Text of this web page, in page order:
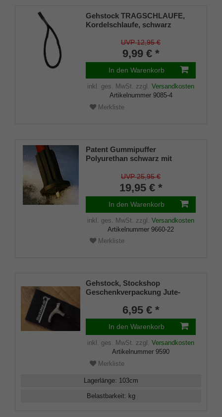
Gehstock TRAGSCHLAUFE,
Kordelschlaufe, schwarz
UVP 12,95 €
9,99 € *
In den Warenkorb
inkl. ges. MwSt. zzgl. Versandkosten
Artikelnummer 9085-4
Merkliste
Patent Gummipuffer
Polyurethan schwarz mit
Gehstöcke aus Holz und Metall,
flexibler Schaft für
Durchmesser von ca. 17-22 mm
UVP 25,95 €
19,95 € *
In den Warenkorb
inkl. ges. MwSt. zzgl. Versandkosten
Artikelnummer 9660-22
Merkliste
Gehstock, Stockshop
Geschenkverpackung Jute-
Klettverschluss6,95 € *
In den Warenkorb
inkl. ges. MwSt. zzgl. Versandkosten
Artikelnummer 9590
Merkliste
Lagerlänge: 103cm
Belastbarkeit: kg